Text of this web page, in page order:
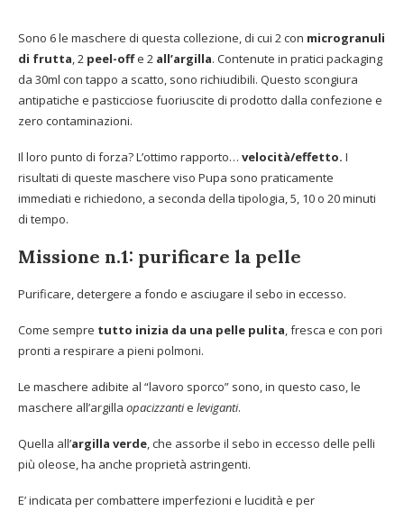
Sono 6 le maschere di questa collezione, di cui 2 con microgranuli
di frutta, 2 peel-offe 2 all’argilla. Contenute in pratici packaging
da 30ml con tappo a scatto, sono richiudibili. Questo scongiura
antipatiche e pasticciose fuoriuscite di prodotto dalla confezione e
zero contaminazioni.
Il loro punto di forza? L’ottimo rapporto… velocità/effetto. I
risultati di queste maschere viso Pupa sono praticamente
immediati e richiedono, a seconda della tipologia, 5, 10 o 20 minuti
di tempo.
Missione n.1: purificare la pelle
Purificare, detergere a fondo e asciugare il sebo in eccesso.
Come sempre tutto inizia da una pelle pulita, fresca e con pori
pronti a respirare a pieni polmoni.
Le maschere adibite al “lavoro sporco” sono, in questo caso, le
maschere all’argilla opacizzantie leviganti.
Quella all’argilla verde, che assorbe il sebo in eccesso delle pelli
più oleose, ha anche proprietà astringenti.
E’ indicata per combattere imperfezioni e lucidità e per